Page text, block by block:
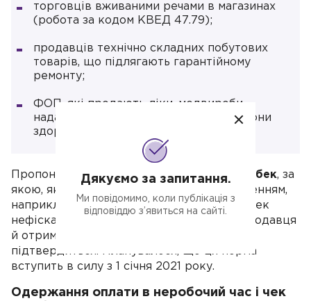
торговців вживаними речами в магазинах
(робота за кодом КВЕД 47.79);
продавців технічно складних побутових
товарів, що підлягають гарантійному
ремонту;
ФОП, які продають ліки, медвироби,
надають платні послуги в сфері охорони
здоров'я.
Пропонуєтьсявиключити норму про кешбек, за
якою, якщо покупцю чек видали з порушенням,
наприклад на неповну суму покупки або чек
нефіскальний, він міг поскаржитися на продавця
й отримати винагороду, якщо скарга
підтвердиться. Планувалося, що ця норма
вступить в силу з 1 січня 2021 року.
Одержання оплати в неробочий час і чек
Дякуємо за запитання.
Ми повідомимо, коли публікація з
відповіддю з’явиться на сайті.